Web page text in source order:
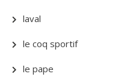
laval
le coq sportif
le pape